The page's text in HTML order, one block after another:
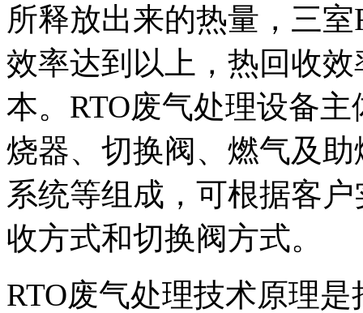
所释放出来的热量，三
效率达到以上，热回收
本。RTO废气处理设备
烧器、切换阀、燃气及
系统等组成，可根据客
收方式和切换阀方式。
RTO废气处理技术原理